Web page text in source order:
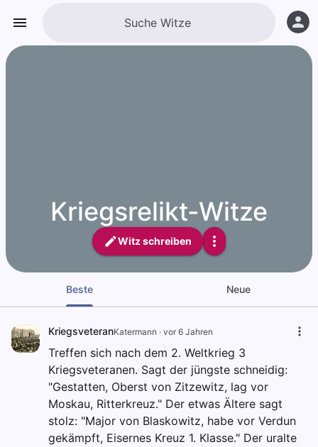
Kriegsrelikt-Witze
Witz schreiben
Beste Neue
KriegsveteranKatermann · vor 6 Jahren
Treffen sich nach dem 2. Weltkrieg 3
Kriegsveteranen. Sagt der jüngste schneidig:
"Gestatten, Oberst von Zitzewitz, lag vor
Moskau, Ritterkreuz." Der etwas Ältere sagt
stolz: "Major von Blaskowitz, habe vor Verdun
gekämpft, Eisernes Kreuz 1. Klasse." Der uralte